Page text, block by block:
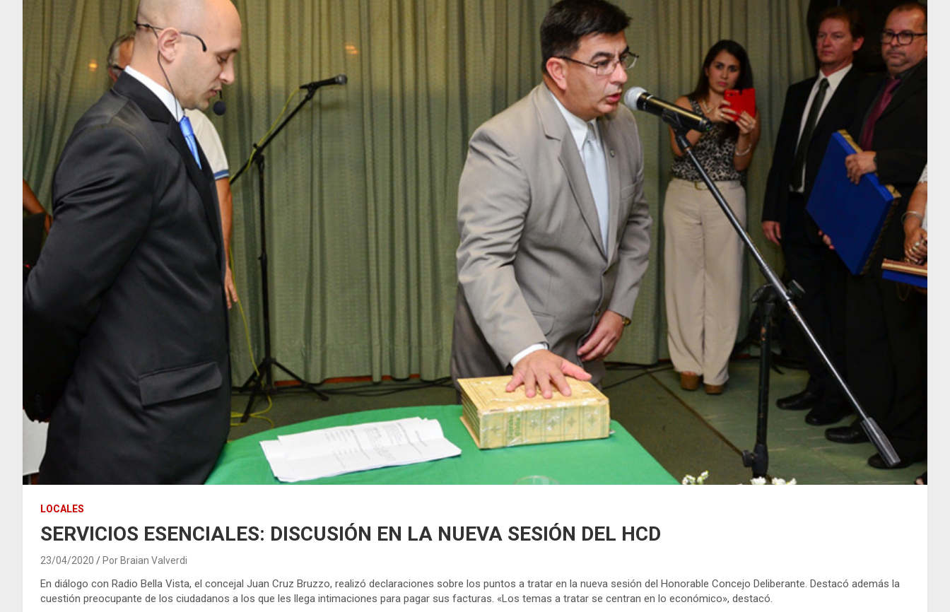
LOCALES
SERVICIOS ESENCIALES: DISCUSIÓN EN LA NUEVA SESIÓN DEL HCD
23/04/2020 Por Braian Valverdi
En diálogo con Radio Bella Vista, el concejal Juan Cruz Bruzzo, realizó declaraciones sobre los puntos a tratar en la nueva sesión del Honorable Concejo Deliberante. Destacó además la
cuestión preocupante de los ciudadanos a los que les llega intimaciones para pagar sus facturas. «Los temas a tratar se centran en lo económico», destacó.